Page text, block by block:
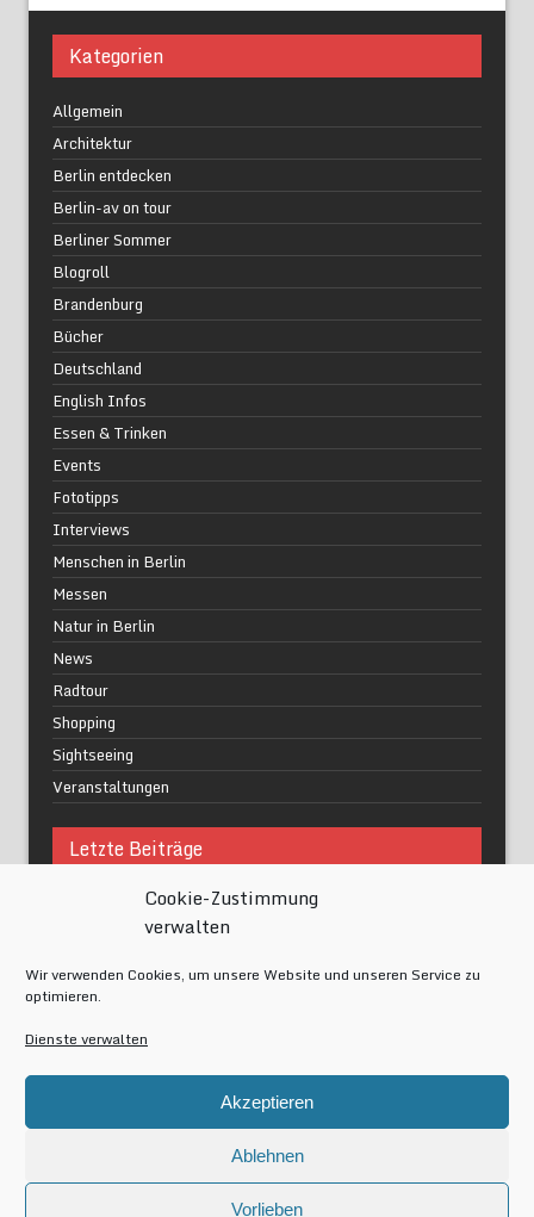
Cookie-Zustimmung
verwalten
Wir verwenden Cookies, um unsere Website und unseren Service zu
optimieren.
Dienste verwalten
Akzeptieren
Ablehnen
Vorlieben
Kategorien
Allgemein
Architektur
Berlin entdecken
Berlin-av on tour
Berliner Sommer
Blogroll
Brandenburg
Bücher
Deutschland
English Infos
Essen & Trinken
Events
Fototipps
Interviews
Menschen in Berlin
Messen
Natur in Berlin
News
Radtour
Shopping
Sightseeing
Veranstaltungen
Letzte Beiträge
Was macht urbane Lebensqualität wirklich aus?
Grüne Oasen in Berlin
Festival of Lights Berlin 2024
Gesund schlafen im modernen Alltag
WordPress.org